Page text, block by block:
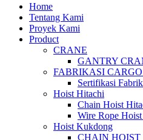
Home
Tentang Kami
Proyek Kami
Product
CRANE
GANTRY
FABRIKASI
Sertifikasi
Hoist Hitachi
Chain Hoist
Wire Rope
Hoist Kukdong
CHAIN